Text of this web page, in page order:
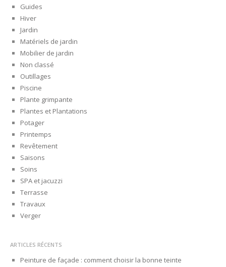
Guides
Hiver
Jardin
Matériels de jardin
Mobilier de jardin
Non classé
Outillages
Piscine
Plante grimpante
Plantes et Plantations
Potager
Printemps
Revêtement
Saisons
Soins
SPA et jacuzzi
Terrasse
Travaux
Verger
ARTICLES RÉCENTS
Peinture de façade : comment choisir la bonne teinte